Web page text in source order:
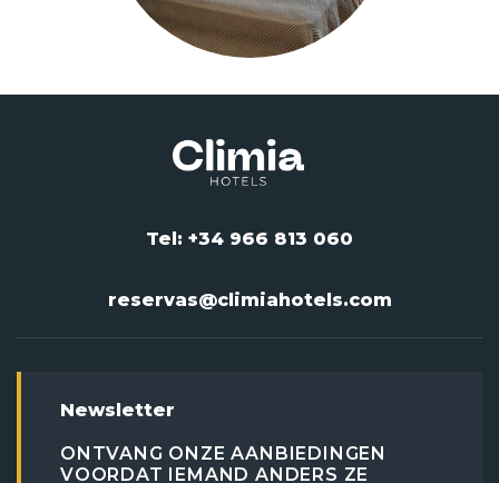
Tel: +34 966 813 060
reservas@climiahotels.com
Newsletter
ONTVANG ONZE AANBIEDINGEN
VOORDAT IEMAND ANDERS ZE